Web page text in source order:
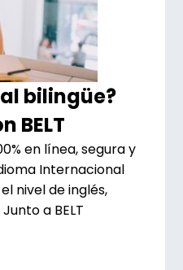
bilingüe?
BELT
en línea, segura y
Internacional
nivel de inglés,
a BELT